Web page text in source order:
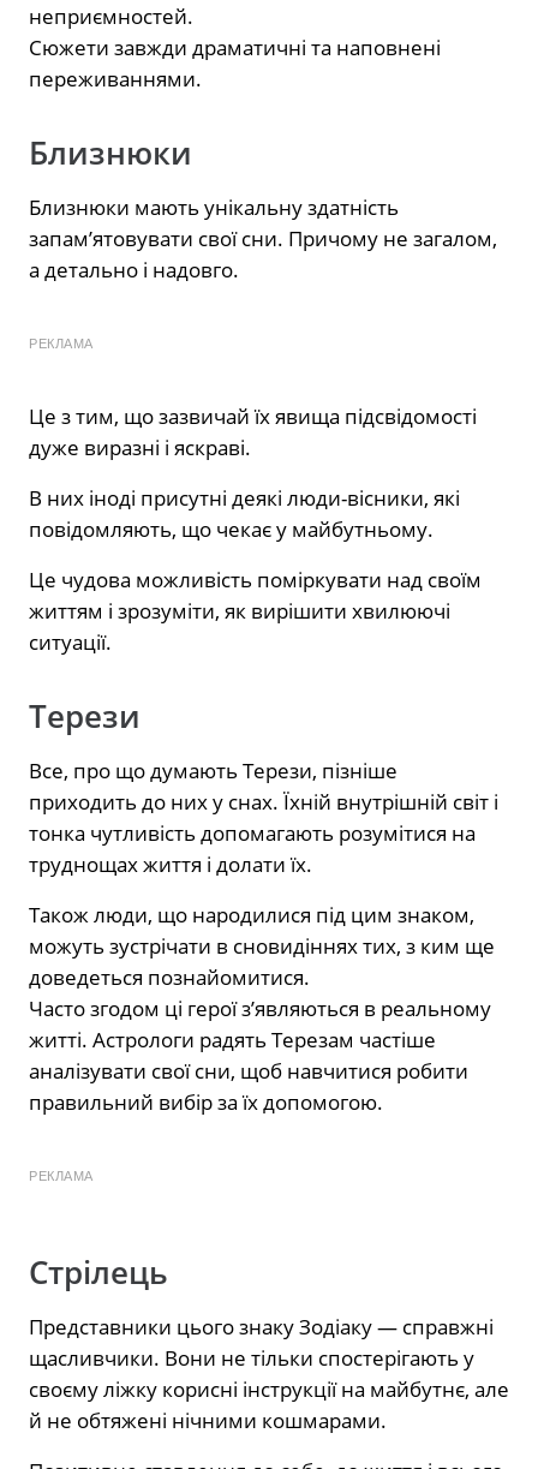
неприємностей.
Сюжети завжди драматичні та наповнені
переживаннями.
Близнюки
Близнюки мають унікальну здатність
запам’ятовувати свої сни. Причому не загалом,
а детально і надовго.
РЕКЛАМА
Це з тим, що зазвичай їх явища підсвідомості
дуже виразні і яскраві.
В них іноді присутні деякі люди-вісники, які
повідомляють, що чекає у майбутньому.
Це чудова можливість поміркувати над своїм
життям і зрозуміти, як вирішити хвилюючі
ситуації.
Терези
Все, про що думають Терези, пізніше
приходить до них у снах. Їхній внутрішній світ і
тонка чутливість допомагають розумітися на
труднощах життя і долати їх.
Також люди, що народилися під цим знаком,
можуть зустрічати в сновидіннях тих, з ким ще
доведеться познайомитися.
Часто згодом ці герої з’являються в реальному
житті. Астрологи радять Терезам частіше
аналізувати свої сни, щоб навчитися робити
правильний вибір за їх допомогою.
РЕКЛАМА
Стрілець
Представники цього знаку Зодіаку — справжні
щасливчики. Вони не тільки спостерігають у
своєму ліжку корисні інструкції на майбутнє, але
й не обтяжені нічними кошмарами.